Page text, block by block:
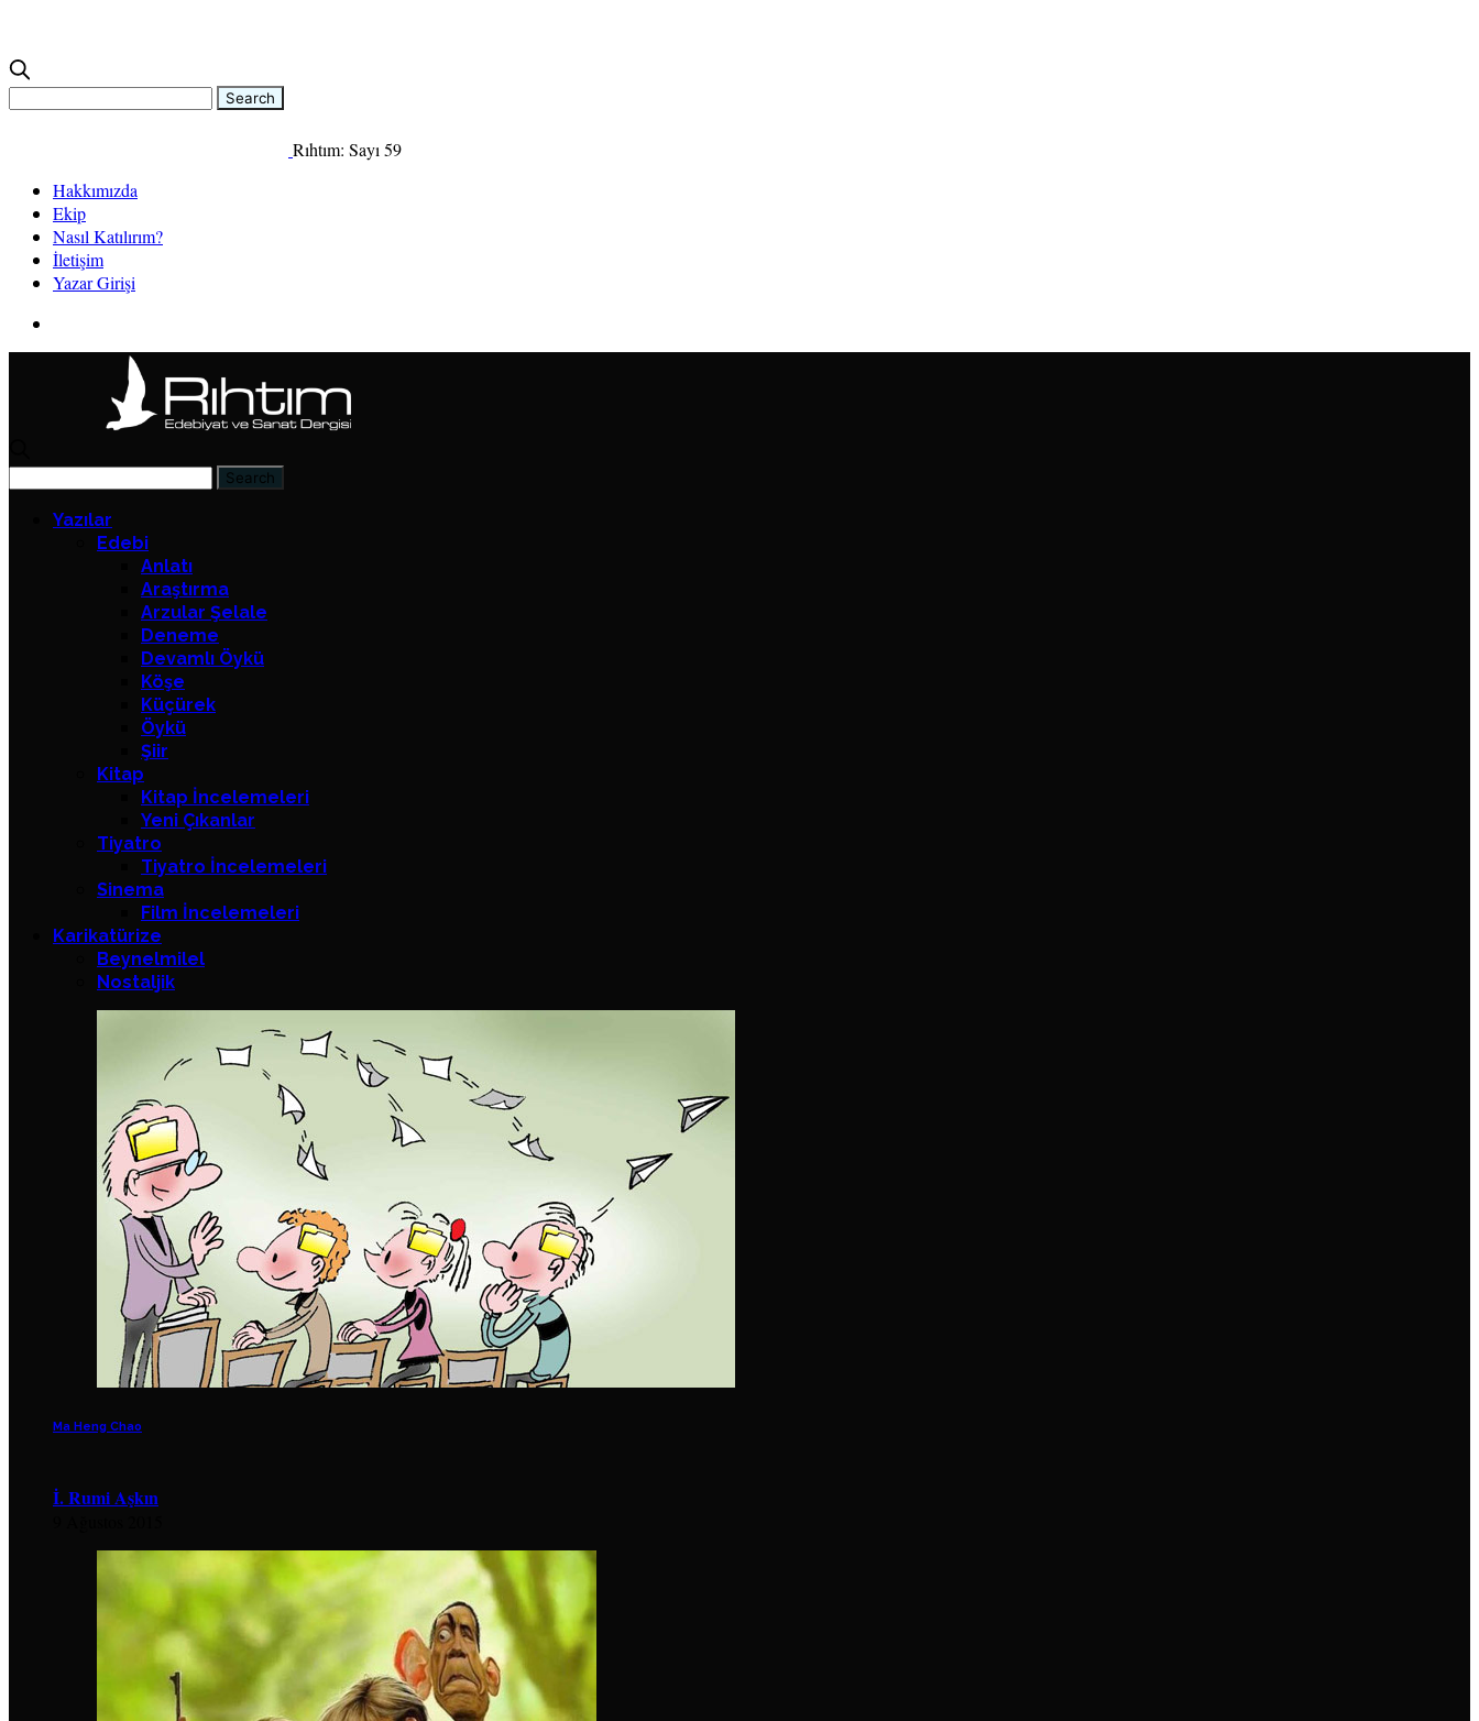
Rıhtım: Sayı 59
Hakkımızda
Ekip
Nasıl Katılırım?
İletişim
Yazar Girişi
Yazılar
Edebi
Anlatı
Araştırma
Arzular Şelale
Deneme
Devamlı Öykü
Köşe
Küçürek
Öykü
Şiir
Kitap
Kitap İncelemeleri
Yeni Çıkanlar
Tiyatro
Tiyatro İncelemeleri
Sinema
Film İncelemeleri
Karikatürize
Beynelmilel
Nostaljik
Ma Heng Chao
İ. Rumi Aşkın